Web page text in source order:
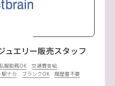
ュエリー販売スタッフ
服勤務OK
交通費支給
ナカ ブランクOK
履歴書不要